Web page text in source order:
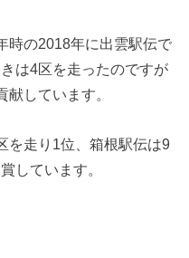
時の2018年に出雲駅伝で
は4区を走ったのですが
しています。
を走り1位、箱根駅伝は9
しています。